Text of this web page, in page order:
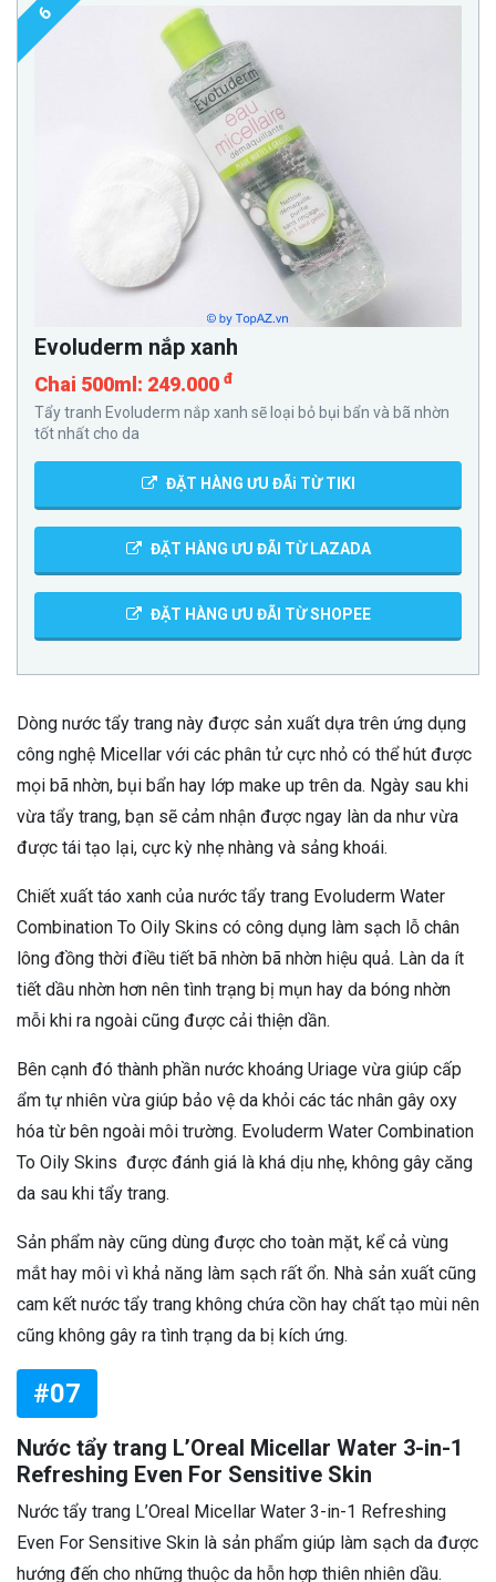
6
Evoluderm nắp xanh
Chai 500ml: 249.000 đ
Tẩy tranh Evoluderm nắp xanh sẽ loại bỏ bụi bẩn và bã nhờn
tốt nhất cho da
ĐẶT HÀNG ƯU ĐÃi TỪ TIKI
ĐẶT HÀNG ƯU ĐÃI TỪ LAZADA
ĐẶT HÀNG ƯU ĐÃI TỪ SHOPEE
Dòng nước tẩy trang này được sản xuất dựa trên ứng dụng
công nghệ Micellar với các phân tử cực nhỏ có thể hút được
mọi bã nhờn, bụi bẩn hay lớp make up trên da. Ngày sau khi
vừa tẩy trang, bạn sẽ cảm nhận được ngay làn da như vừa
được tái tạo lại, cực kỳ nhẹ nhàng và sảng khoái.
Chiết xuất táo xanh của nước tẩy trang Evoluderm Water
Combination To Oily Skins có công dụng làm sạch lỗ chân
lông đồng thời điều tiết bã nhờn bã nhờn hiệu quả. Làn da ít
tiết dầu nhờn hơn nên tình trạng bị mụn hay da bóng nhờn
mỗi khi ra ngoài cũng được cải thiện dần.
Bên cạnh đó thành phần nước khoáng Uriage vừa giúp cấp
ẩm tự nhiên vừa giúp bảo vệ da khỏi các tác nhân gây oxy
hóa từ bên ngoài môi trường. Evoluderm Water Combination
To Oily Skins được đánh giá là khá dịu nhẹ, không gây căng
da sau khi tẩy trang.
Sản phẩm này cũng dùng được cho toàn mặt, kể cả vùng
mắt hay môi vì khả năng làm sạch rất ổn. Nhà sản xuất cũng
cam kết nước tẩy trang không chứa cồn hay chất tạo mùi nên
cũng không gây ra tình trạng da bị kích ứng.
#07
Nước tẩy trang L’Oreal Micellar Water 3-in-1
Refreshing Even For Sensitive Skin
Nước tẩy trang L’Oreal Micellar Water 3-in-1 Refreshing
Even For Sensitive Skin là sản phẩm giúp làm sạch da được
hướng đến cho những thuộc da hỗn hợp thiên nhiên dầu.